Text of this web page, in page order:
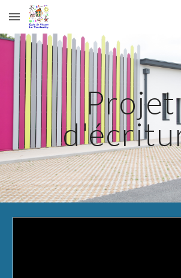
Skip to main content
Projet